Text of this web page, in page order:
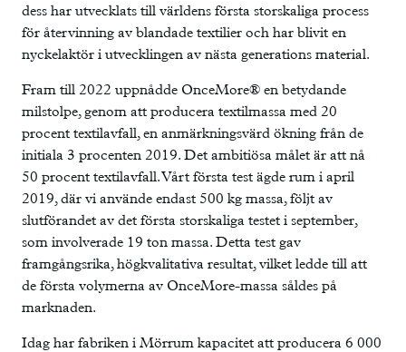
dess har utvecklats till världens första storskaliga process
för återvinning av blandade textilier och har blivit en
nyckelaktör i utvecklingen av nästa generations material.
Fram till 2022 uppnådde OnceMore® en betydande
milstolpe, genom att producera textilmassa med 20
procent textilavfall, en anmärkningsvärd ökning från de
initiala 3 procenten 2019. Det ambitiösa målet är att nå
50 procent textilavfall. Vårt första test ägde rum i april
2019, där vi använde endast 500 kg massa, följt av
slutförandet av det första storskaliga testet i september,
som involverade 19 ton massa. Detta test gav
framgångsrika, högkvalitativa resultat, vilket ledde till att
de första volymerna av OnceMore-massa såldes på
marknaden.
Idag har fabriken i Mörrum kapacitet att producera 6 000